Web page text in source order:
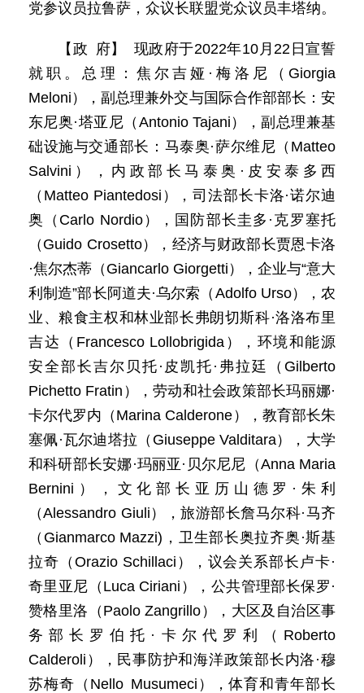
党参议员拉鲁萨，众议长联盟党众议员丰塔纳。
【政 府】 现政府于2022年10月22日宣誓
就职。总理：焦尔吉娅·梅洛尼（Giorgia
Meloni），副总理兼外交与国际合作部部长：安
东尼奥·塔亚尼（Antonio Tajani），副总理兼基
础设施与交通部长：马泰奥·萨尔维尼（Matteo
Salvini），内政部长马泰奥·皮安泰多西
（Matteo Piantedosi），司法部长卡洛·诺尔迪
奥（Carlo Nordio），国防部长圭多·克罗塞托
（Guido Crosetto），经济与财政部长贾恩卡洛
·焦尔杰蒂（Giancarlo Giorgetti），企业与“意大
利制造”部长阿道夫·乌尔索（Adolfo Urso），农
业、粮食主权和林业部长弗朗切斯科·洛洛布里
吉达（Francesco Lollobrigida），环境和能源
安全部长吉尔贝托·皮凯托·弗拉廷（Gilberto
Pichetto Fratin），劳动和社会政策部长玛丽娜·
卡尔代罗内（Marina Calderone），教育部长朱
塞佩·瓦尔迪塔拉（Giuseppe Valditara），大学
和科研部长安娜·玛丽亚·贝尔尼尼（Anna Maria
Bernini），文化部长亚历山德罗·朱利
（Alessandro Giuli），旅游部长詹马尔科·马齐
（Gianmarco Mazzi)，卫生部长奥拉齐奥·斯基
拉奇（Orazio Schillaci），议会关系部长卢卡·
奇里亚尼（Luca Ciriani），公共管理部长保罗·
赞格里洛（Paolo Zangrillo），大区及自治区事
务部长罗伯托·卡尔代罗利（Roberto
Calderoli），民事防护和海洋政策部长内洛·穆
苏梅奇（Nello Musumeci），体育和青年部长